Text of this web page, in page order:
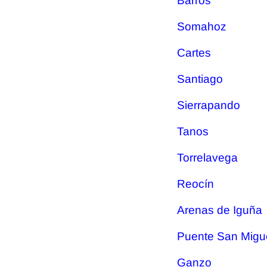
Somahoz
Cartes
Santiago
Sierrapando
Tanos
Torrelavega
Reocín
Arenas de Iguña
Puente San
Ganzo